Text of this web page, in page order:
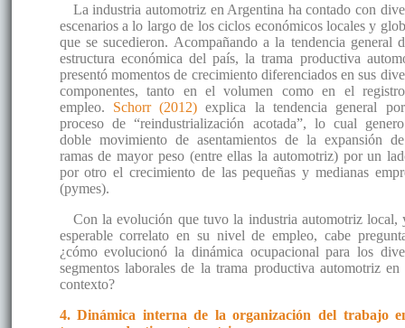
La industria automotriz en Argentina ha contado con
escenarios a lo largo de los ciclos económicos locales y
que se sucedieron. Acompañando a la tendencia general
estructura económica del país, la trama productiva
presentó momentos de crecimiento diferenciados en sus
componentes, tanto en el volumen como en el
empleo. Schorr (2012) explica la tendencia general
proceso de “reindustrialización acotada”, lo cual
doble movimiento de asentamientos de la expansión
ramas de mayor peso (entre ellas la automotriz) por un
por otro el crecimiento de las pequeñas y medianas
(pymes).
Con la evolución que tuvo la industria automotriz local,
esperable correlato en su nivel de empleo, cabe
¿cómo evolucionó la dinámica ocupacional para los
segmentos laborales de la trama productiva automotriz en
contexto?
4. Dinámica interna de la organización del trabajo